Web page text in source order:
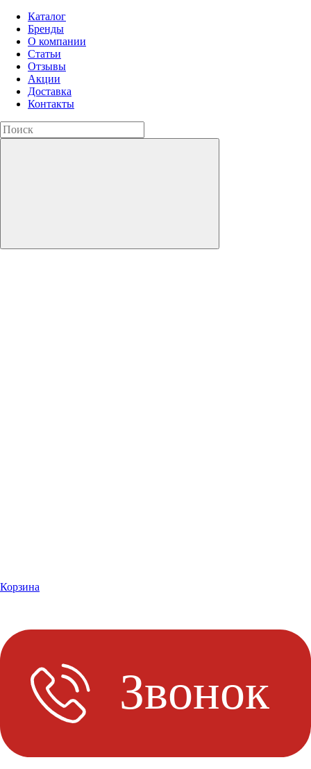
Каталог
Бренды
О компании
Статьи
Отзывы
Акции
Доставка
Контакты
Корзина